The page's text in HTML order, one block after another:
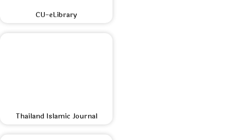
CU-eLibrary
Thailand Islamic Journal